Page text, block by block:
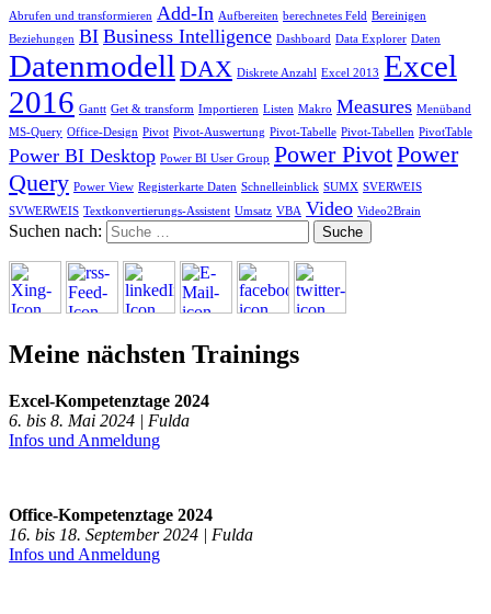
Abrufen und transformieren Add-In Aufbereiten berechnetes Feld Bereinigen
Beziehungen BI Business Intelligence Dashboard Data Explorer Daten
Datenmodell DAX Diskrete Anzahl Excel 2013 Excel
2016 Gantt Get & transform Importieren Listen Makro Measures Menüband
MS-Query Office-Design Pivot Pivot-Auswertung Pivot-Tabelle Pivot-Tabellen PivotTable
Power BI Desktop Power BI User Group Power PivotPower
Query Power View Registerkarte Daten Schnelleinblick SUMX SVERWEIS
SVWERWEIS Textkonvertierungs-Assistent Umsatz VBA Video Video2Brain
Suchen nach:
Meine nächsten Trainings
Excel-Kompetenztage 2024
6. bis 8. Mai 2024 | Fulda
Infos und Anmeldung
Office-Kompetenztage 2024
16. bis 18. September 2024 | Fulda
Infos und Anmeldung